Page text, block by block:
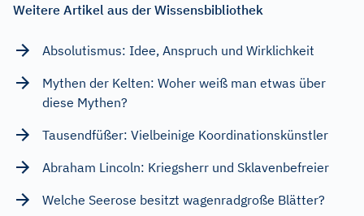
Weitere Artikel aus der Wissensbibliothek
Absolutismus: Idee, Anspruch und Wirklichkeit
Mythen der Kelten: Woher weiß man etwas über
diese Mythen?
Tausendfüßer: Vielbeinige Koordinationskünstler
Abraham Lincoln: Kriegsherr und Sklavenbefreier
Welche Seerose besitzt wagenradgroße Blätter?